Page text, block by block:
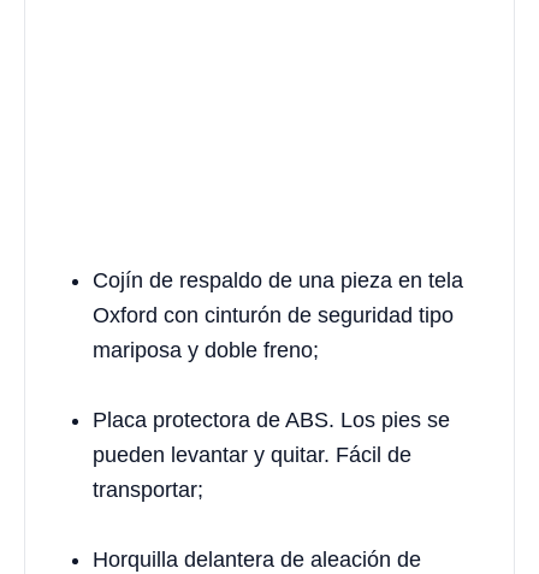
Cojín de respaldo de una pieza en tela
Oxford con cinturón de seguridad tipo
mariposa y doble freno;
Placa protectora de ABS. Los pies se
pueden levantar y quitar. Fácil de
transportar;
Horquilla delantera de aleación de